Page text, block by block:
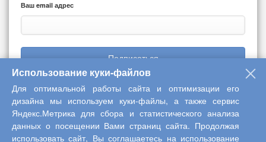
Ваш email адрес
Подписаться
Copyright © 2013-2026 Центр научного сотрудничества «Интерактив
плюс»
Использование куки-файлов
Для оптимальной работы сайта и оптимизации его
дизайна мы используем куки-файлы, а также сервис
Яндекс.Метрика для сбора и статистического анализа
данных о посещении Вами страниц сайта. Продолжая
использовать сайт, Вы соглашаетесь на использование